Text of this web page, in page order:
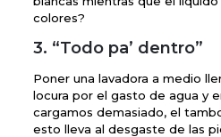
colores?
3. “Todo pa’ dentro”
Poner una lavadora a medio
locura por el gasto de agua y
cargamos demasiado, el
esto lleva al desgaste de las